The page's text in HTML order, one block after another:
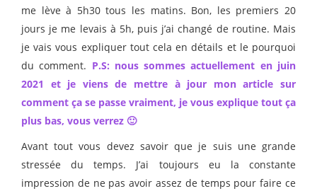
me lève à 5h30 tous les matins. Bon, les premiers 20
jours je me levais à 5h, puis j’ai changé de routine. Mais
je vais vous expliquer tout cela en détails et le pourquoi
du comment. P.S: nous sommes actuellement en juin
2021 et je viens de mettre à jour mon article sur
comment ça se passe vraiment, je vous explique tout ça
plus bas, vous verrez 🙂
Avant tout vous devez savoir que je suis une grande
stressée du temps. J’ai toujours eu la constante
impression de ne pas avoir assez de temps pour faire ce